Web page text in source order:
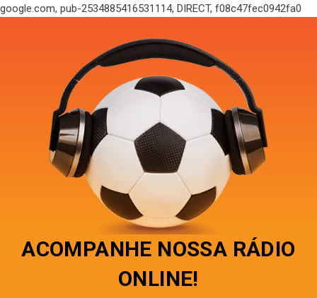
google.com, pub-2534885416531114, DIRECT, f08c47fec0942fa0
ACOMPANHE NOSSA RÁDIO
ONLINE!